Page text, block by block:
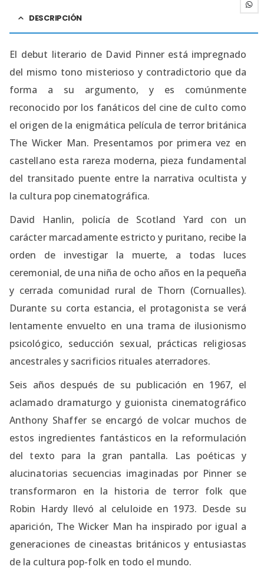
DESCRIPCIÓN
El debut literario de David Pinner está impregnado
del mismo tono misterioso y contradictorio que da
forma a su argumento, y es comúnmente
reconocido por los fanáticos del cine de culto como
el origen de la enigmática película de terror británica
The Wicker Man. Presentamos por primera vez en
castellano esta rareza moderna, pieza fundamental
del transitado puente entre la narrativa ocultista y
la cultura pop cinematográfica.
David Hanlin, policía de Scotland Yard con un
carácter marcadamente estricto y puritano, recibe la
orden de investigar la muerte, a todas luces
ceremonial, de una niña de ocho años en la pequeña
y cerrada comunidad rural de Thorn (Cornualles).
Durante su corta estancia, el protagonista se verá
lentamente envuelto en una trama de ilusionismo
psicológico, seducción sexual, prácticas religiosas
ancestrales y sacrificios rituales aterradores.
Seis años después de su publicación en 1967, el
aclamado dramaturgo y guionista cinematográfico
Anthony Shaffer se encargó de volcar muchos de
estos ingredientes fantásticos en la reformulación
del texto para la gran pantalla. Las poéticas y
alucinatorias secuencias imaginadas por Pinner se
transformaron en la historia de terror folk que
Robin Hardy llevó al celuloide en 1973. Desde su
aparición, The Wicker Man ha inspirado por igual a
generaciones de cineastas británicos y entusiastas
de la cultura pop-folk en todo el mundo.